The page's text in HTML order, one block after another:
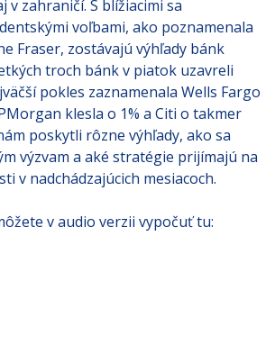
v zahraničí. S blížiacimi sa
voľbami, ako poznamenala
Fraser, zostávajú výhľady bánk
troch bánk v piatok uzavreli
pokles zaznamenala Wells Fargo
klesla o 1% a Citi o takmer
poskytli rôzne výhľady, ako sa
výzvam a aké stratégie prijímajú na
v nadchádzajúcich mesiacoch.
v audio verzii vypočuť tu: